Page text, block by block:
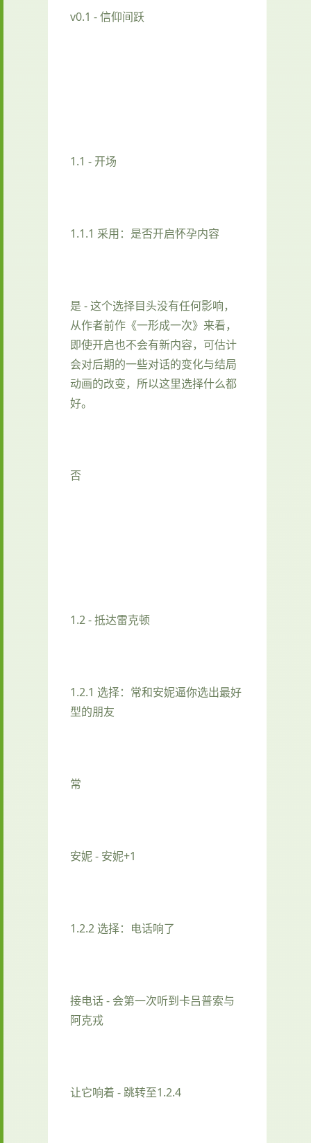
v0.1 - 信仰间跃
1.1 - 开场
1.1.1 采用：是否开启怀孕内容
是 - 这个选择目头没有任何影响，
从作者前作《一形成一次》来看，
即使开启也不会有新内容，可估计
会对后期的一些对话的变化与结局
动画的改变，所以这里选择什么都
好。
否
1.2 - 抵达雷克顿
1.2.1 选择：常和安妮逼你选出最好
型的朋友
常
安妮 - 安妮+1
1.2.2 选择：电话响了
接电话 - 会第一次听到卡吕普索与
阿克戎
让它响着 - 跳转至1.2.4